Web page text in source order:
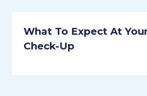
What To Expect At
Check-Up